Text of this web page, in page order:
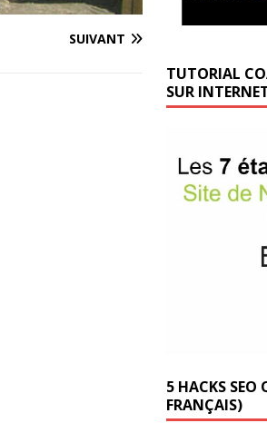
SUIVANT
TUTORIAL
SUR
5 HACKS SEO
FRANÇAIS)